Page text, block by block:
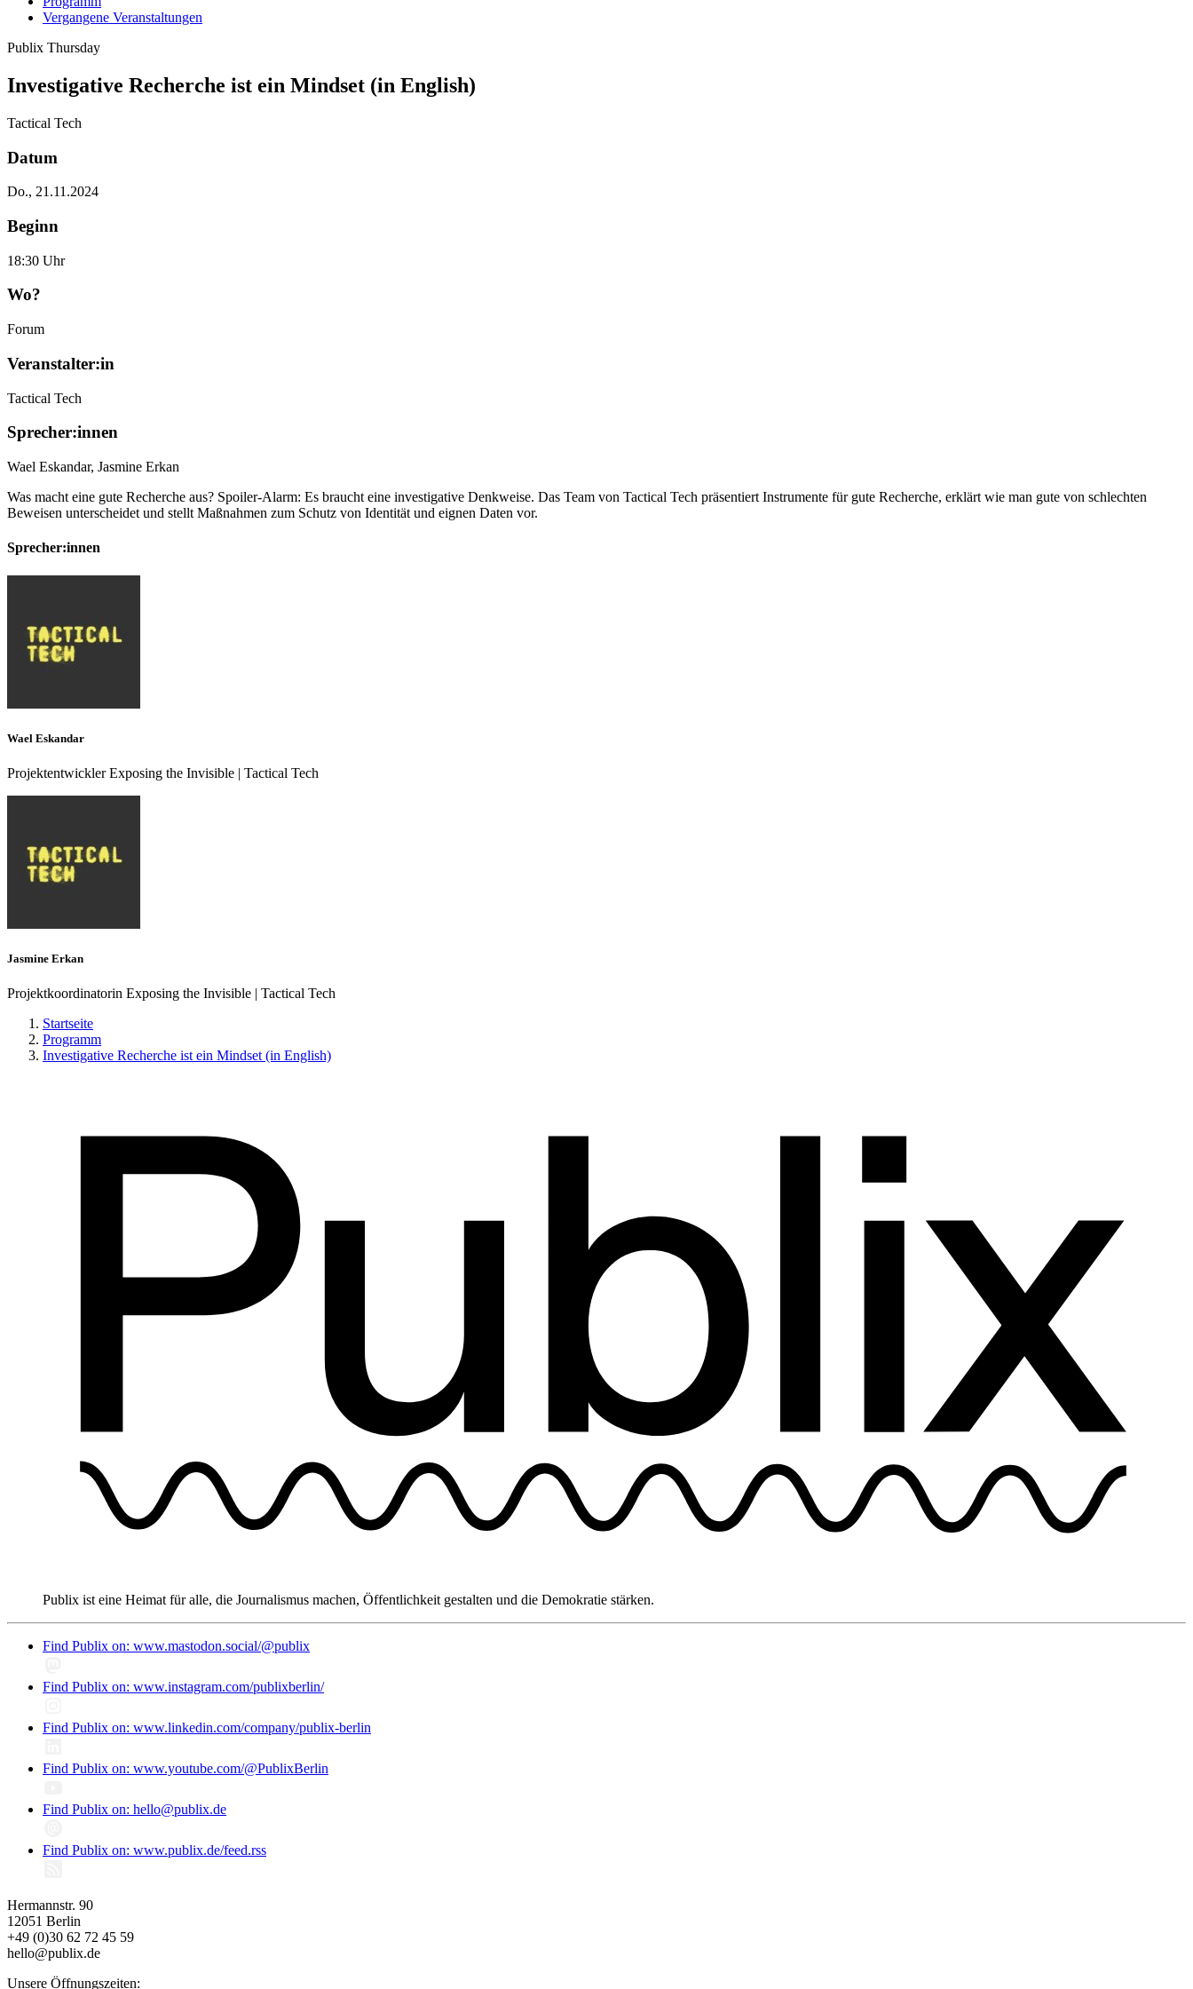
Vergangene Veranstaltungen
Publix Thursday
Investigative Recherche ist ein Mindset (in English)
Tactical Tech
Datum
Do., 21.11.2024
Beginn
18:30 Uhr
Wo?
Forum
Veranstalter:in
Tactical Tech
Sprecher:innen
Wael Eskandar, Jasmine Erkan
Was macht eine gute Recherche aus? Spoiler-Alarm: Es braucht eine investigative Denkweise. Das Team von Tactical Tech präsentiert Instrumente für gute Recherche, erklärt wie man gute von schlechten
Beweisen unterscheidet und stellt Maßnahmen zum Schutz von Identität und eignen Daten vor.
Sprecher:innen
Wael Eskandar
Projektentwickler Exposing the Invisible | Tactical Tech
Jasmine Erkan
Projektkoordinatorin Exposing the Invisible | Tactical Tech
Startseite
Programm
Investigative Recherche ist ein Mindset (in English)
Publix ist eine Heimat für alle, die Journalismus machen, Öffentlichkeit gestalten und die Demokratie stärken.
Find Publix on: www.mastodon.social/@publix
Find Publix on: www.instagram.com/publixberlin/
Find Publix on: www.linkedin.com/company/publix-berlin
Find Publix on: www.youtube.com/@PublixBerlin
Find Publix on: hello@publix.de
Find Publix on: www.publix.de/feed.rss
Hermannstr. 90
12051 Berlin
+49 (0)30 62 72 45 59
hello@publix.de
Unsere Öffnungszeiten: